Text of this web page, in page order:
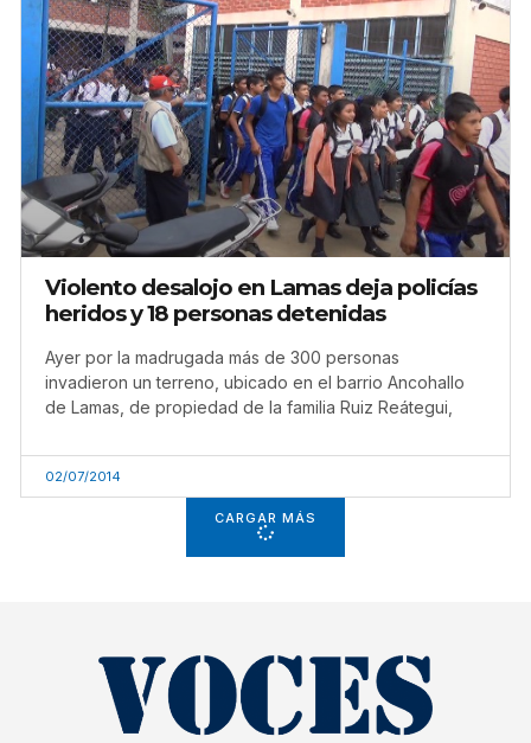
Violento desalojo en Lamas deja policías
heridos y 18 personas detenidas
Ayer por la madrugada más de 300 personas
invadieron un terreno, ubicado en el barrio Ancohallo
de Lamas, de propiedad de la familia Ruiz Reátegui,
02/07/2014
CARGAR MÁS